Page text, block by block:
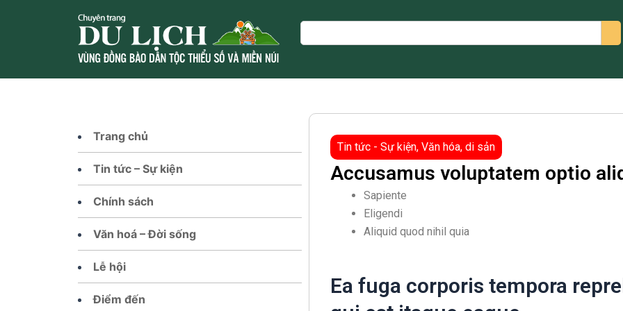
Search
Trang chủ
Tin tức – Sự kiện
Chính sách
Văn hoá – Đời sống
Lễ hội
Điểm đến
Tin tức - Sự kiện, Văn hóa, di sản
Accusamus voluptatem optio
Sapiente
Eligendi
Aliquid quod nihil quia
Ea fuga corporis tempora